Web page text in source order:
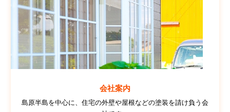
会社案内
島原半島を中心に、住宅の外壁や屋根などの塗装を請け負う会